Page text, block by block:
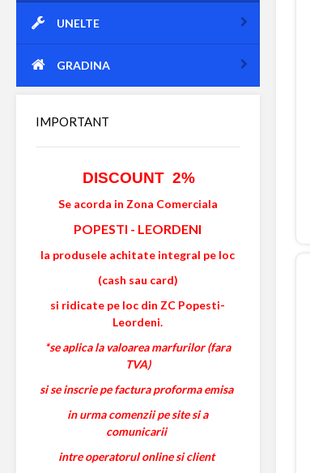
UNELTE
GRADINA
IMPORTANT
DISCOUNT 2%
Se acorda in Zona Comerciala
POPESTI - LEORDENI
la produsele achitate integral pe loc
(cash sau card)
si ridicate pe loc din ZC Popesti-
Leordeni.
*se aplica la valoarea marfurilor (fara
TVA)
si se inscrie pe factura proforma emisa
in urma comenzii pe site si a
comunicarii
intre operatorul online si client